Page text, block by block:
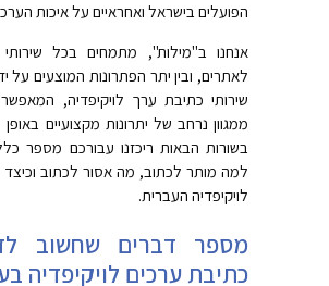
הפועלים בישראל ואחראיים על איכות
אנחנו ב"מילות", מתמחים בכל
לאתרים, ובין יתר הפתרונות המוצעים על
שירותי כתיבת ערך לויקיפדיה,
ממגוון נרחב של יתרונות מקצועיים באופן
בשורות הבאות ריכזנו עבורכם מספר
למה מותר לכתוב, מה אסור לכתוב וכיצד
לויקיפדיה העברית.
מספר דברים שחשוב
כתיבת ערכים לויקיפדיה